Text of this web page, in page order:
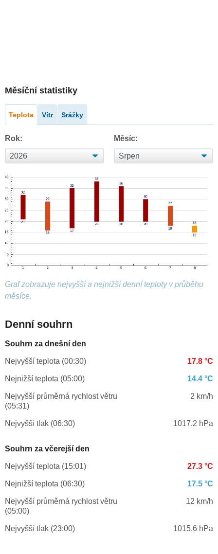
Měsíční statistiky
Teplota Vítr Srážky
Rok: Měsíc:
Graf zobrazuje nejvyšší a nejnižší denní teploty v průběhu
měsíce.
Denní souhrn
Souhrn za dnešní den
Nejvyšší teplota (00:30) 17.8 °C
Nejnižší teplota (05:00) 14.4 °C
Nejvyšší průměrná rychlost větru
(05:31)
2 km/h
Nejvyšší tlak (06:30) 1017.2 hPa
Souhrn za včerejší den
Nejvyšší teplota (15:01) 27.3 °C
Nejnižší teplota (06:30) 17.5 °C
Nejvyšší průměrná rychlost větru
(05:00)
12 km/h
Nejvyšší tlak (23:00) 1015.6 hPa